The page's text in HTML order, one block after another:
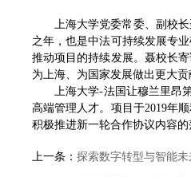
上海大学党委常委、副校
之年，也是中法可持续发展专
推动项目的持续发展。聂校长
为上海、为国家发展做出更大贡
上海大学-法国让穆兰里
高端管理人才。项目于2019年
积极推进新一轮合作协议内容
上一条： 探索数字转型与智能